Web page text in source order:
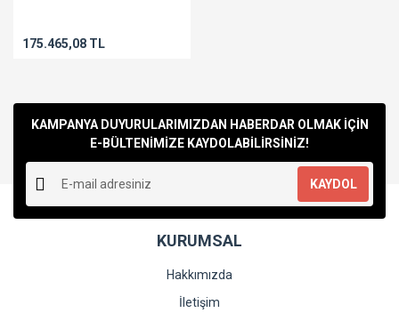
175.465,08 TL
KAMPANYA DUYURULARIMIZDAN HABERDAR OLMAK İÇİN
E-BÜLTENİMİZE KAYDOLABİLİRSİNİZ!
KAYDOL
KURUMSAL
Hakkımızda
İletişim